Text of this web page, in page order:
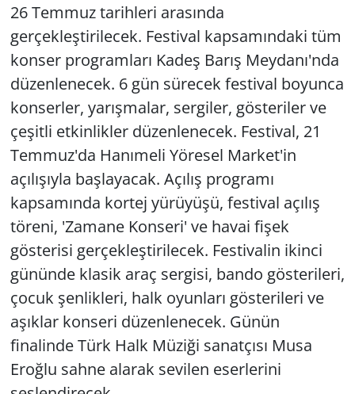
26 Temmuz tarihleri arasında
gerçekleştirilecek. Festival kapsamındaki tüm
konser programları Kadeş Barış Meydanı'nda
düzenlenecek. 6 gün sürecek festival boyunca
konserler, yarışmalar, sergiler, gösteriler ve
çeşitli etkinlikler düzenlenecek. Festival, 21
Temmuz'da Hanımeli Yöresel Market'in
açılışıyla başlayacak. Açılış programı
kapsamında kortej yürüyüşü, festival açılış
töreni, 'Zamane Konseri' ve havai fişek
gösterisi gerçekleştirilecek. Festivalin ikinci
gününde klasik araç sergisi, bando gösterileri,
çocuk şenlikleri, halk oyunları gösterileri ve
aşıklar konseri düzenlenecek. Günün
finalinde Türk Halk Müziği sanatçısı Musa
Eroğlu sahne alarak sevilen eserlerini